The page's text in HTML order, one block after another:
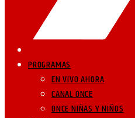
PROGRAMAS
EN VIVO AHORA
CANAL ONCE
ONCE NIÑAS Y NIÑOS